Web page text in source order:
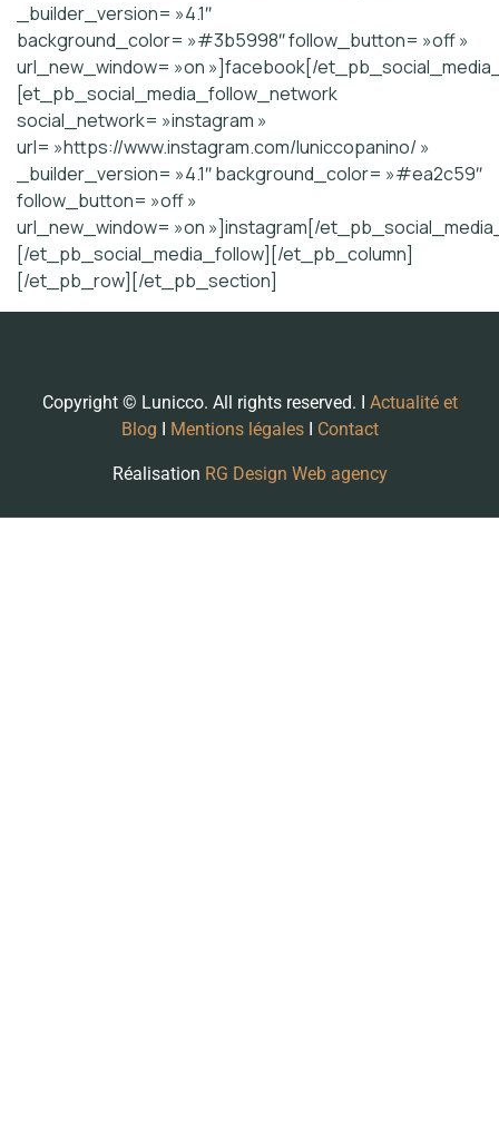
_builder_version= »4.1″
background_color= »#3b5998″ follow_button= »off »
url_new_window= »on »]facebook[/
[et_pb_social_media_follow_network
social_network= »instagram »
url= »https://www.instagram.com/luniccopanino/ »
_builder_version= »4.1″ background_color= »#ea2c59″
follow_button= »off »
url_new_window= »on »]instagram[/
[/et_pb_social_media_follow][/et_pb_column]
[/et_pb_row][/et_pb_section]
Copyright © Lunicco. All rights reserved. I Actualité et
Blog I Mentions légales I Contact
Réalisation RG Design Web agency